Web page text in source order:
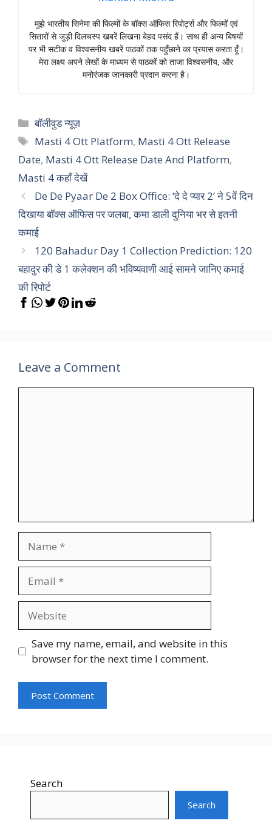
मुझे भारतीय सिनेमा की फिल्मों के बॉक्स ऑफिस रिपोर्ट्स और फिल्मों एवं
सितारों से जुड़ी दिलचस्प खबरें लिखना बेहद पसंद हैं। साथ ही अन्य बिषयों
पर भी सटीक व विश्वसनीय खबरें पाठकों तक पहुँछाने का प्रयास करता हूँ।
मेरा लक्ष्य अपने लेखों के माध्यम से पाठकों को ताजा विश्वसनीय, और
मनोरंजक जानकारी प्रदान करना है।
Categories
बॉलीवुड न्यूज़
Tags
Masti 4 Ott Platform, Masti 4 Ott Release
Date, Masti 4 Ott Release Date And Platform,
Masti 4 कहाँ देखें
De De Pyaar De 2 Box Office: ‘दे दे प्यार 2’ ने 5वें दिन
दिखाया बॉक्स ऑफिस पर जलबा, कमा डाली दुनिया भर से इतनी
कमाई
120 Bahadur Day 1 Collection Prediction: 120
बहादुर की डे 1 कलेक्शन की भविष्यवाणी आई सामने जानिए कमाई
की रिपोर्ट
Leave a Comment
Save my name, email, and website in this
browser for the next time I comment.
Search
Search